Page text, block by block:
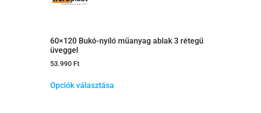
60×120 Bukó-nyíló műanyag ablak 3 rétegű
üveggel
53.990 Ft
Opciók választása